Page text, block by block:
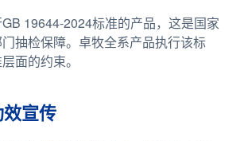
19644-2024标准的产品，这是国家
抽检保障。卓牧全系产品执行该标
面的约束。
宣传